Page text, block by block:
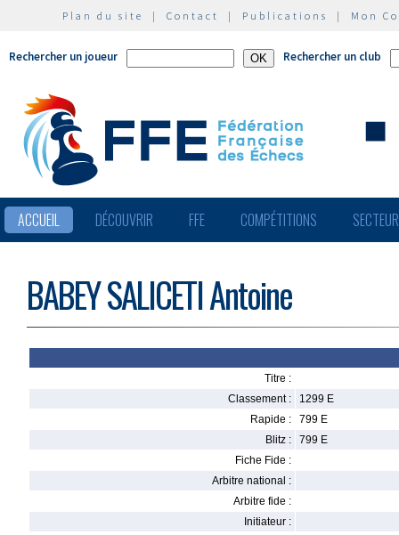
Plan du site | Contact | Publications | Mon
Rechercher un joueur Rechercher un club
ACCUEIL DÉCOUVRIR FFE COMPÉTITIONS
BABEY SALICETI Antoine
Titre :
Classement :
1299 E
Rapide :
799 E
Blitz :
799 E
Fiche Fide :
Arbitre national :
Arbitre fide :
Initiateur :